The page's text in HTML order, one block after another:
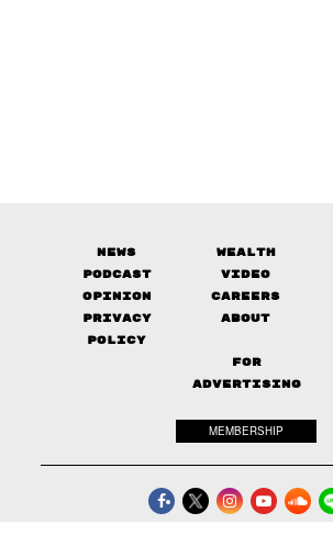
News Wealth
Podcast
Video
Opinion
Careers
Privacy
Policy
About
FOR
ADVERTISING
MEMBERSHIP